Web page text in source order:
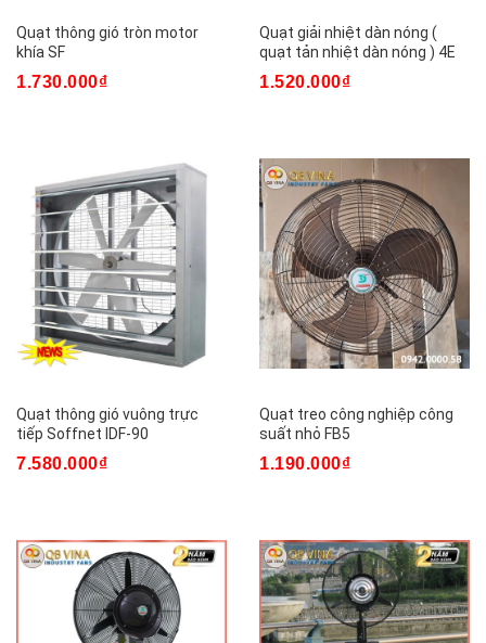
Quạt thông gió tròn motor
khía SF
1.730.000₫
Quạt giải nhiệt dàn nóng (
quạt tản nhiệt dàn nóng ) 4E
1.520.000₫
Quạt thông gió vuông trực
tiếp Soffnet IDF-90
7.580.000₫
Quạt treo công nghiệp công
suất nhỏ FB5
1.190.000₫